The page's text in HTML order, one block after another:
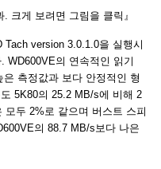
. 크게 보려면 그림을 클릭』
version 3.0.1.0을 실행시
WD600VE의 연속적인 읽기
측정값과 보다 안정적인 형
5K80의 25.2 MB/s에 비해 2
두 2%로 같으며 버스트 스피
의 88.7 MB/s보다 나은